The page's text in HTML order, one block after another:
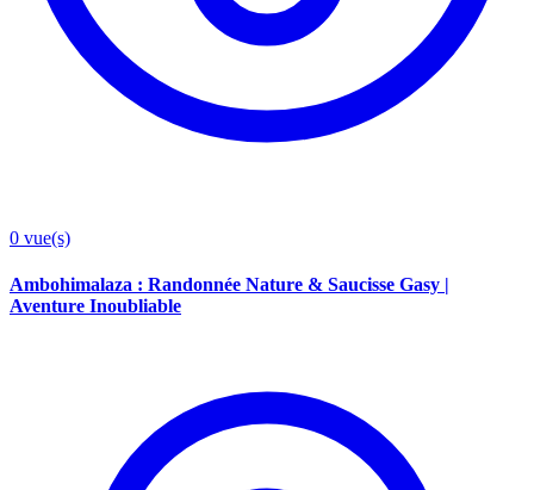
0 vue(s)
Ambohimalaza : Randonnée Nature & Saucisse Gasy |
Aventure Inoubliable